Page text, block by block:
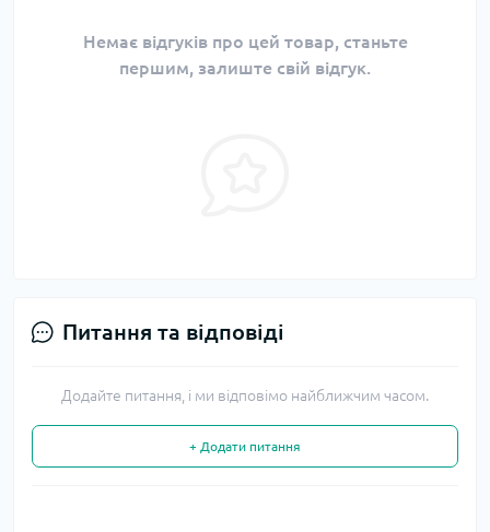
Немає відгуків про цей товар, станьте
першим, залиште свій відгук.
Питання та відповіді
Додайте питання, і ми відповімо найближчим часом.
+ Додати питання